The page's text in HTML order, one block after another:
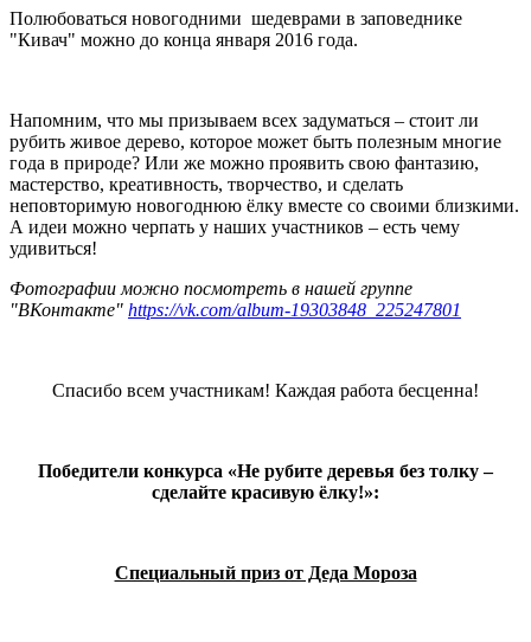
Полюбоваться новогодними шедеврами в заповеднике
"Кивач" можно до конца января 2016 года.
Напомним, что мы призываем всех задуматься – стоит ли
рубить живое дерево, которое может быть полезным многие
года в природе? Или же можно проявить свою фантазию,
мастерство, креативность, творчество, и сделать
неповторимую новогоднюю ёлку вместе со своими близкими.
А идеи можно черпать у наших участников – есть чему
удивиться!
Фотографии можно посмотреть в нашей группе
"ВКонтакте" https://vk.com/album-19303848_225247801
Спасибо всем участникам! Каждая работа бесценна!
Победители конкурса «Не рубите деревья без толку –
сделайте красивую ёлку!»:
Специальный приз от Деда Мороза